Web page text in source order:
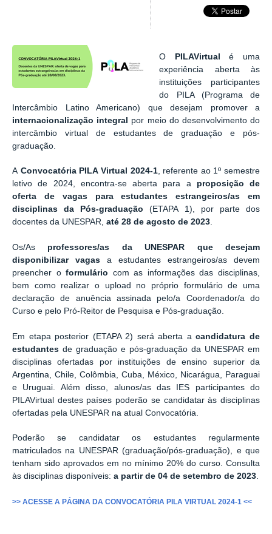
O PILAVirtual
é uma
experiência aberta às
instituições participantes
do PILA (Programa de
Intercâmbio Latino Americano) que desejam promover a
internacionalização integral
por meio do desenvolvimento do
intercâmbio virtual de estudantes de graduação e pós-
graduação.
A Convocatória PILA Virtual 2024-1, referente ao 1º semestre
letivo de 2024, encontra-se aberta para a proposição de
oferta de vagas para estudantes estrangeiros/as em
disciplinas da Pós-graduação (ETAPA 1), por parte dos
docentes da UNESPAR, até 28 de agosto de 2023.
Os/As professores/as da UNESPAR
que desejam
disponibilizar vagas a estudantes estrangeiros/as devem
preencher oformulário com as informações das disciplinas,
bem como realizar o upload no próprio formulário de uma
declaração de anuência assinada pelo/a Coordenador/a do
Curso e pelo Pró-Reitor de Pesquisa e Pós-graduação.
Em etapa posterior (ETAPA 2) será aberta acandidatura de
estudantes de graduação e pós-graduação da UNESPAR em
disciplinas ofertadas por instituições de ensino superior da
Argentina, Chile, Colômbia, Cuba, México, Nicarágua, Paraguai
e Uruguai. Além disso, alunos/as das IES participantes do
PILAVirtual destes países poderão se candidatar às disciplinas
ofertadas pela UNESPAR na atual Convocatória.
Poderão se candidatar os estudantes regularmente
matriculados na UNESPAR (graduação/pós-graduação), e que
tenham sido aprovados em no mínimo 20% do curso. Consulta
às disciplinas disponíveis: a partir de 04 de setembro de 2023.
>> ACESSE A PÁGINA DA CONVOCATÓRIA PILA VIRTUAL 2024-1 <<